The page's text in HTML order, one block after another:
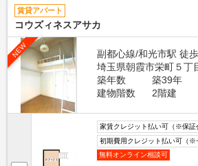
賃貸アパート
コウズィネスアサカ
NEW
副都心線/和光市駅 徒
埼玉県朝霞市栄町５丁
築年数
築39年
建物階数
2階建
家賃クレジット払い可（※保証
初期費用クレジット払い可（※
無料オンライン相談可